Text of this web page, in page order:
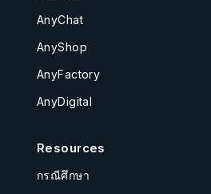
AnyChat
AnyShop
AnyFactory
AnyDigital
Resources
กรณีศึกษา